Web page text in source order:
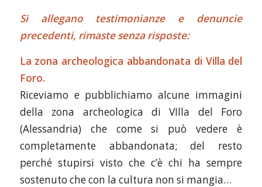
Si allegano testimonianze e denuncie
precedenti, rimaste senza risposte:
La zona archeologica abbandonata di Villa del
Foro.
Riceviamo e pubblichiamo alcune immagini
della zona archeologica di VIlla del Foro
(Alessandria) che come si può vedere è
completamente abbandonata; del resto
perché stupirsi visto che c’è chi ha sempre
sostenuto che con la cultura non si mangia…